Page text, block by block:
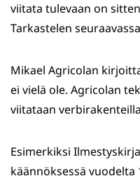
viitata tulevaan on
Tarkastelen
Mikael Agricolan
ei vielä ole. Agricolan
viitataan verbirakenteilla
Esimerkiksi
käännöksessä vuodelta